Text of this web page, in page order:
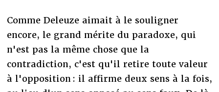
Comme Deleuze aimait à le souligner
encore, le grand mérite du paradoxe, qui
n'est pas la même chose que la
contradiction, c'est qu'il retire toute valeur
à l'opposition : il affirme deux sens à la fois,